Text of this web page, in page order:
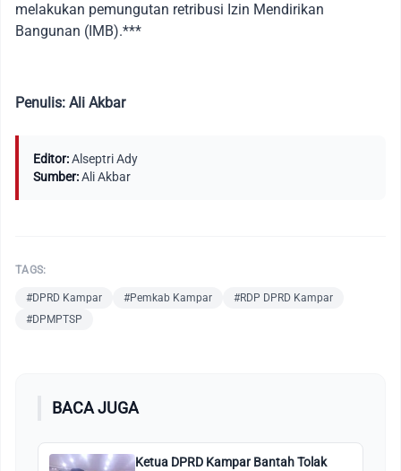
melakukan pemungutan retribusi Izin Mendirikan
Bangunan (IMB).***
Penulis: Ali Akbar
Editor:Alseptri Ady
Sumber:Ali Akbar
TAGS:
#DPRD Kampar #Pemkab Kampar
#RDP DPRD Kampar
#DPMPTSP
BACA JUGA
Ketua DPRD Kampar Bantah Tolak